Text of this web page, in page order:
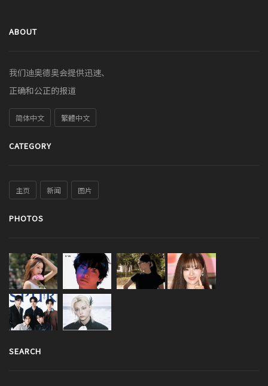
ABOUT
我们迪奥德奥会提供迅速、
正确和公正的报道
简体中文 繁體中文
CATEGORY
主页 新闻 图片
PHOTOS
SEARCH